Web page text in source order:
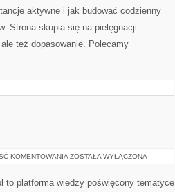
aktywne i jak budować codzienny
Strona skupia się na pielęgnacji
też dopasowanie. Polecamy
KOMENTOWANIA MAKMETALIK
ZOSTAŁA WYŁĄCZONA
to platforma wiedzy poświęcony tematyce